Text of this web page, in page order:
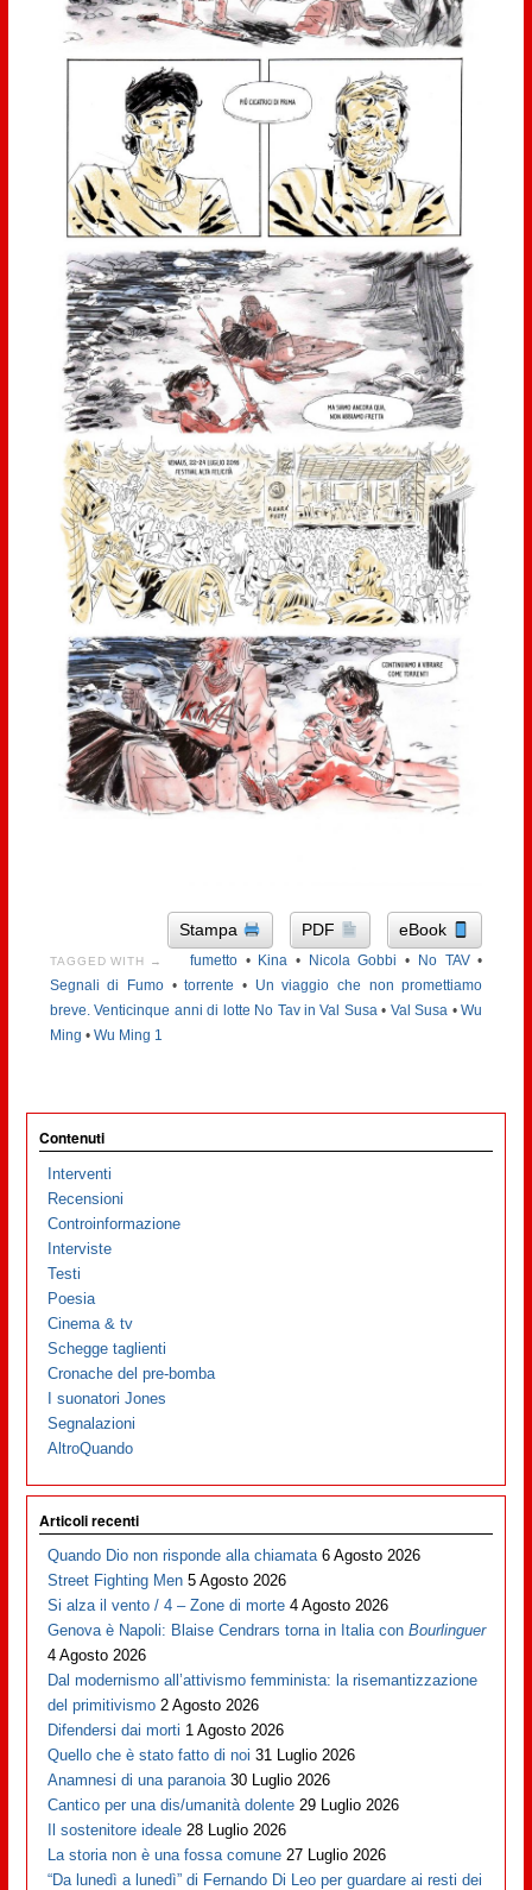
Stampa PDF eBook
TAGGED WITH → fumetto• Kina • Nicola Gobbi • No TAV•
Segnali di Fumo •torrente • Un viaggio che non promettiamo
breve. Venticinque anni di lotte No Tav in Val Susa• Val Susa •Wu
Ming • Wu Ming 1
Contenuti
Interventi
Recensioni
Controinformazione
Interviste
Testi
Poesia
Cinema & tv
Schegge taglienti
Cronache del pre-bomba
I suonatori Jones
Segnalazioni
AltroQuando
Articoli recenti
Quando Dio non risponde alla chiamata 6 Agosto 2026
Street Fighting Men 5 Agosto 2026
Si alza il vento / 4 – Zone di morte 4 Agosto 2026
Genova è Napoli: Blaise Cendrars torna in Italia conBourlinguer
4 Agosto 2026
Dal modernismo all’attivismo femminista: la risemantizzazione
del primitivismo 2 Agosto 2026
Difendersi dai morti 1 Agosto 2026
Quello che è stato fatto di noi 31 Luglio 2026
Anamnesi di una paranoia 30 Luglio 2026
Cantico per una dis/umanità dolente 29 Luglio 2026
Il sostenitore ideale 28 Luglio 2026
La storia non è una fossa comune 27 Luglio 2026
“Da lunedì a lunedì” di Fernando Di Leo per guardare ai resti dei